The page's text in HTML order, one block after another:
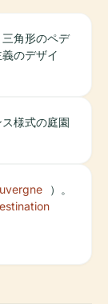
角形のペデ
のデザイ
様式の庭園
）。